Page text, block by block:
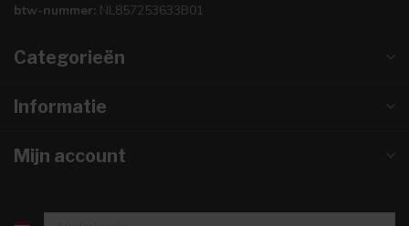
btw-nummer: NL857253633B01
Categorieën
Informatie
Mijn account